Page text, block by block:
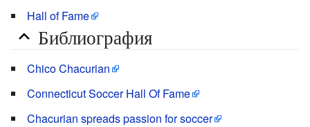
Hall of Fame
Библиография
Chico Chacurian
Connecticut Soccer Hall Of Fame
Chacurian spreads passion for soccer